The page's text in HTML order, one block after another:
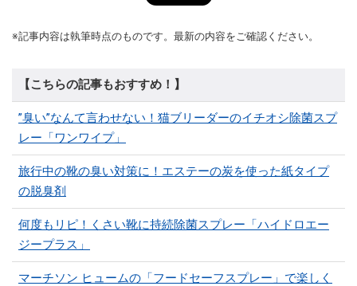
※記事内容は執筆時点のものです。最新の内容をご確認ください。
【こちらの記事もおすすめ！】
”臭い”なんて言わせない！猫ブリーダーのイチオシ除菌スプ
レー「ワンワイプ」
旅行中の靴の臭い対策に！エステーの炭を使った紙タイプ
の脱臭剤
何度もリピ！くさい靴に持続除菌スプレー「ハイドロエー
ジープラス」
マーチソン ヒュームの「フードセーフスプレー」で楽しく